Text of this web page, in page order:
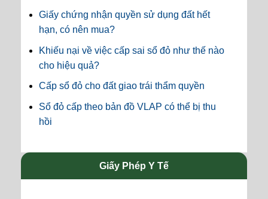
Giấy chứng nhận quyền sử dụng đất hết
hạn, có nên mua?
Khiếu nại về việc cấp sai sổ đỏ như thế nào
cho hiệu quả?
Cấp sổ đỏ cho đất giao trái thẩm quyền
Sổ đỏ cấp theo bản đồ VLAP có thể bị thu
hồi
Giấy Phép Y Tế